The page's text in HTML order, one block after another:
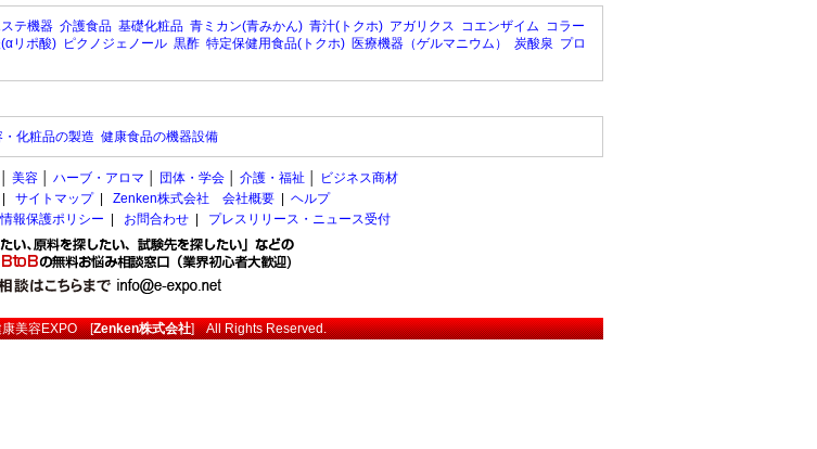
テ機器 介護食品 基礎化粧品 青ミカン(青みかん) 青汁(トクホ) アガリクス コエンザイム コラー
リポ酸) ピクノジェノール 黒酢 特定保健用食品(トクホ) 医療機器（ゲルマニウム） 炭酸泉 プロ
・化粧品の製造 健康食品の機器設備
美容 ハーブ・アロマ 団体・学会 介護・福祉
ビジネス商材
サイトマップ| Zenken株式会社 会社概要
ヘルプ
報保護ポリシー お問合わせ プレスリリース・ニュース受付
美容EXPO[Zenken株式会社] All Rights Reserved.